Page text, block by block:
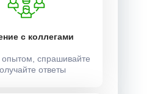
с коллегами
опытом, спрашивайте
ответы